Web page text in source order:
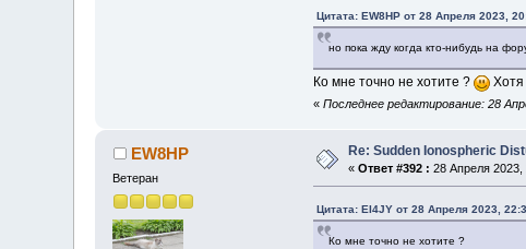
Цитата: EW8HP от 28 Апреля 2023,
но пока жду когда кто-нибудь на
Ко мне точно не хотите ? Хотя
« Последнее редактирование: 28
EW8HP
Ветеран
Re: Sudden Ionospheric
«Ответ #392 : 28 Апреля 2023,
Цитата: EI4JY от 28 Апреля 2023,
Ко мне точно не хотите ?